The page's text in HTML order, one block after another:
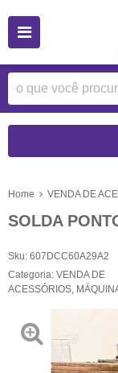
Home VENDA DE
SOLDA
Sku: 607DCC60A29A2
Categoria: VENDA DE
ACESSÓRIOS